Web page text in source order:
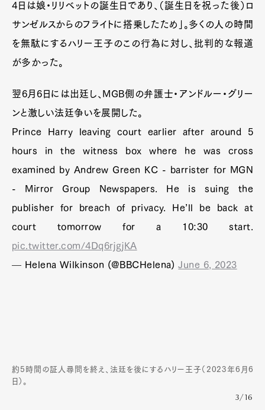
4日は娘・リリベットの誕生日であり、（誕生日を祝った後）ロ
サンゼルスからのフライトに搭乗したため」。多くの人の時間
を無駄にするハリー王子のこの行為に対し、批判的な報道
が多かった。
翌6月6日には出廷し、MGB側の弁護士・アンドルー・グリー
ンと激しい法廷争いを展開した。
Prince Harry leaving court earlier after around 5
hours in the witness box where he was cross
examined by Andrew Green KC - barrister for MGN
- Mirror Group Newspapers. He is suing the
publisher for breach of privacy. He’ll be back at
court tomorrow for a 10:30 start.
pic.twitter.com/4Dq6rjgjKA
— Helena Wilkinson (@BBCHelena)June 6, 2023
約5時間の証人尋問を終え、法廷を後にするハリー王子（2023年6月6
日）。
3/16